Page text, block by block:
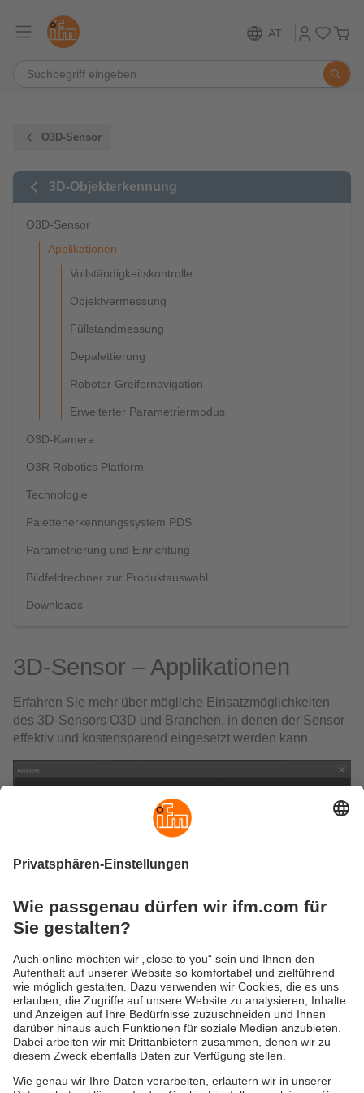
AT
O3D-Sensor
3D-Objekterkennung
O3D-Sensor
Applikationen
Vollständigkeitskontrolle
Objektvermessung
Füllstandmessung
Depalettierung
Roboter Greifernavigation
Erweiterter Parametriermodus
O3D-Kamera
O3R Robotics Platform
Technologie
Palettenerkennungssystem PDS
Parametrierung und Einrichtung
Bildfeldrechner zur Produktauswahl
Downloads
3D-Sensor – Applikationen
Erfahren Sie mehr über mögliche Einsatzmöglichkeiten
des 3D-Sensors O3D und Branchen, in denen der Sensor
effektiv und kostensparend eingesetzt werden kann.
Gewährleistung
Kontakt
AGB
Barrierefreiheit
Impressum